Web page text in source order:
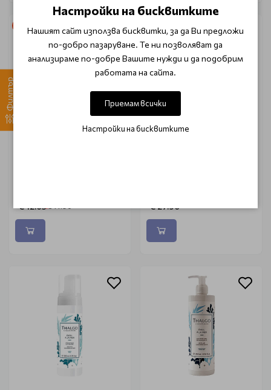
Филтър
-15%
€ 12.65 € 27.90
Настройки на бисквитките
Нашият сайт използва бисквитки, за да Ви предложи
по-добро пазаруване. Те ни позволяват да
анализираме по-добре Вашите нужди и да подобрим
работата на сайта.
Приемам всички
Настройки на бисквитките